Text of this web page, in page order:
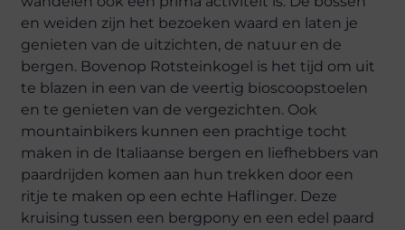
en weiden zijn het bezoeken waard en laten je
genieten van de uitzichten, de natuur en de
bergen. Bovenop Rotsteinkogel is het tijd om uit
te blazen in een van de veertig bioscoopstoelen
en te genieten van de vergezichten. Ook
mountainbikers kunnen een prachtige tocht
maken in de Italiaanse bergen en liefhebbers van
paardrijden komen aan hun trekken door een
ritje te maken op een echte Haflinger. Deze
kruising tussen een bergpony en een edel paard